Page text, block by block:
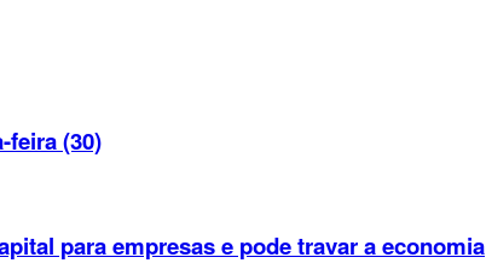
feira (30)
para empresas e pode travar a economia